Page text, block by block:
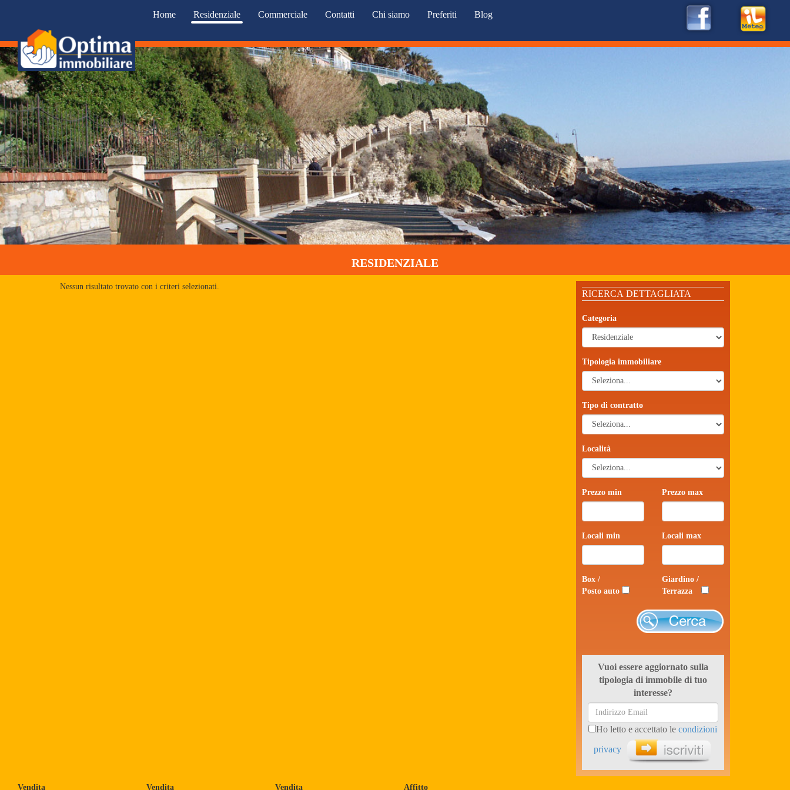
Home Residenziale Commerciale Contatti Chi siamo Preferiti Blog
RESIDENZIALE
Nessun risultato trovato con i criteri selezionati.
RICERCA DETTAGLIATA
Categoria
Tipologia immobiliare
Tipo di contratto
Località
Prezzo min Prezzo max
Locali min Locali max
Box /
Posto auto
Giardino /
Terrazza
Cerca
Vuoi essere aggiornato sulla
tipologia di immobile di tuo
interesse?
Ho letto e accettato lecondizioni
privacy
Iscriviti ora
Vendita Vendita Vendita Affitto